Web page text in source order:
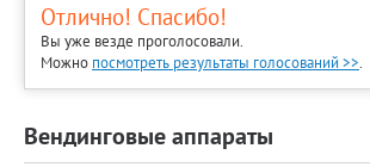
Отлично! Спасибо!
Вы уже везде проголосовали.
Можно посмотреть результаты голосований >>.
Вендинговые аппараты